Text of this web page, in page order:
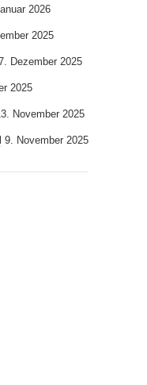
2026
2025
Dezember 2025
2025
November 2025
9. November 2025